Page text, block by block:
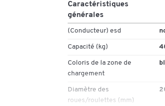
Poids : 44 kg
Caractéristiques chariot à
Surface utile : L 895 x l.
Dimensins extérieures :
Caractéristiques
générales
(Conducteur) esd
Capacité (kg)
Coloris de la zone de
chargement
Diamètre des
roues/roulettes (mm)